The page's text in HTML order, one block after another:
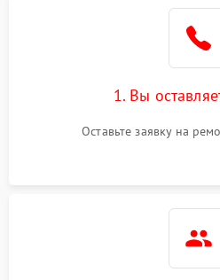
1. Вы
Оставьте заявку на